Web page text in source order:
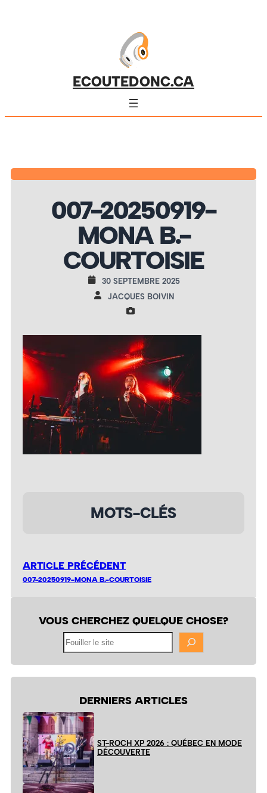
ECOUTEDONC.CA
007-20250919-
MONA B.-
COURTOISIE
30 SEPTEMBRE 2025
JACQUES BOIVIN
MOTS-CLÉS
ARTICLE PRÉCÉDENT
007-20250919-MONA B.-COURTOISIE
VOUS CHERCHEZ QUELQUE CHOSE?
DERNIERS ARTICLES
ST-ROCH XP 2026 : QUÉBEC EN MODE
DÉCOUVERTE